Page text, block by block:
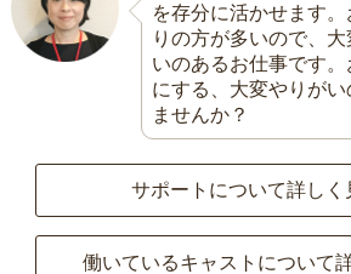
を存分に活かせます
りの方が多いので、
いのあるお仕事です
にする、大変やりが
ませんか？
サポートについて詳しく
働いているキャストについて